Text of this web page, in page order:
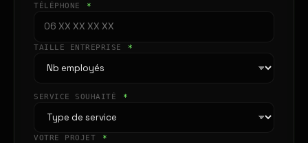
TÉLÉPHONE *
TAILLE ENTREPRISE *
SERVICE SOUHAITÉ *
VOTRE PROJET *